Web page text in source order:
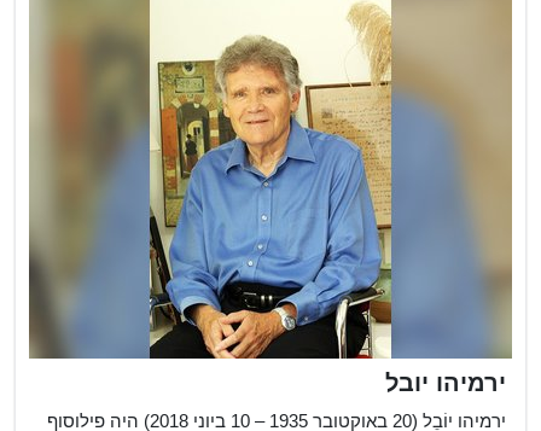
ירמיהו יובל
ירמיהו יוֹבֵל (20 באוקטובר 1935 – ‏10 ביוני 2018) היה פילוסוף